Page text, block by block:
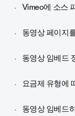
Vimeo에 소스
동영상 페이지
동영상 임베드
요금제 유형에
동영상 임베드